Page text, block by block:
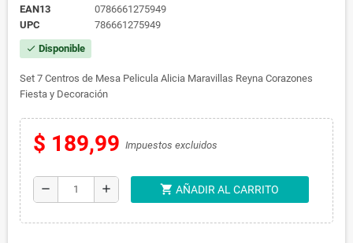
EAN13
0786661275949
UPC
786661275949
check Disponible
Set 7 Centros de Mesa Pelicula Alicia Maravillas Reyna Corazones
Fiesta y Decoración
$ 189,99 Impuestos excluidos
remove add shopping_cart AÑADIR AL CARRITO